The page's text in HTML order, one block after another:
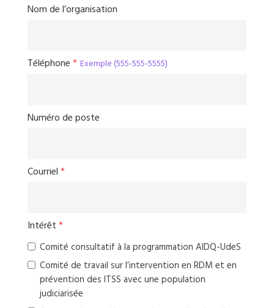
Nom de l’organisation
Téléphone * Exemple (555-555-5555)
Numéro de poste
Courriel *
Intérêt *
Comité consultatif à la programmation AIDQ-UdeS
Comité de travail sur l’intervention en RDM et en
prévention des ITSS avec une population
judiciarisée